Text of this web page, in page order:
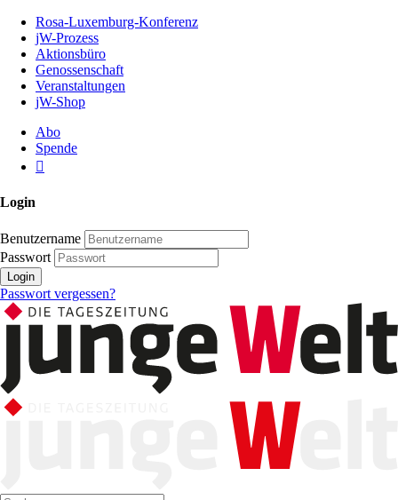
Inhalt
Seite
Rosa-Luxemburg-Konferenz
jW-Prozess
Aktionsbüro
Genossenschaft
Veranstaltungen
jW-Shop
Abo
Spende
Login
Benutzername
Passwort
Login
Passwort vergessen?